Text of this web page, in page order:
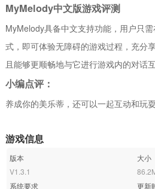
MyMelody中文版游戏评测
MyMelody具备中文支持功能，用户只
式，即可体验无障碍的游戏过程，充分
且能够更顺畅地与它进行游戏内的对话互
小编点评：
养成你的美乐蒂，还可以一起互动和玩
游戏信息
版本
V1.3.1
大小
系统要求
更新